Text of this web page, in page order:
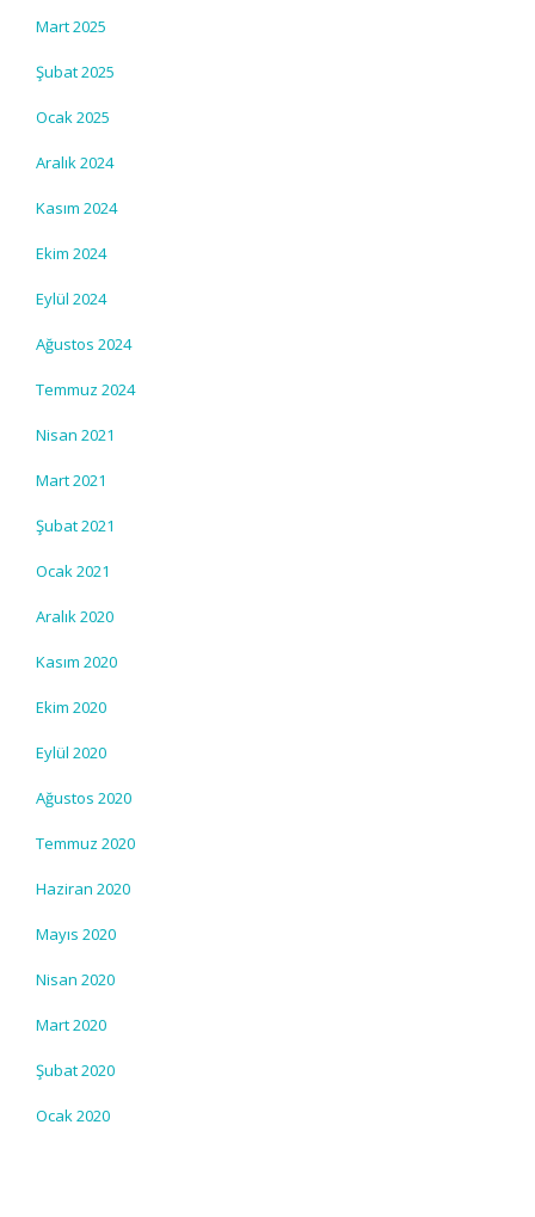
Mart 2025
Şubat 2025
Ocak 2025
Aralık 2024
Kasım 2024
Ekim 2024
Eylül 2024
Ağustos 2024
Temmuz 2024
Nisan 2021
Mart 2021
Şubat 2021
Ocak 2021
Aralık 2020
Kasım 2020
Ekim 2020
Eylül 2020
Ağustos 2020
Temmuz 2020
Haziran 2020
Mayıs 2020
Nisan 2020
Mart 2020
Şubat 2020
Ocak 2020